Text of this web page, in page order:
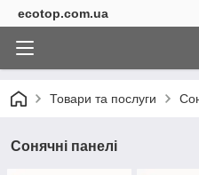
ecotop.com.ua
Товари та послуги
Сонячні панелі